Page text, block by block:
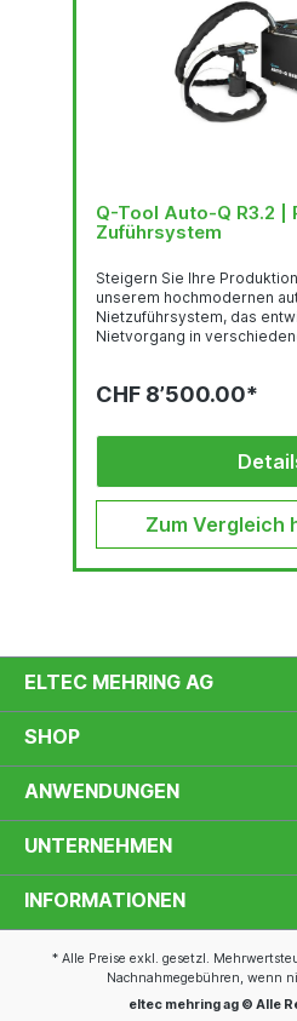
Q-Tool Auto-Q R3.2 |
Zuführsystem
Steigern Sie Ihre
unserem hochmodernen
Nietzuführsystem, das
Nietvorgang in
CHF 8’500.00*
Zum Vergleich
ELTEC MEHRING AG
SHOP
ANWENDUNGEN
UNTERNEHMEN
INFORMATIONEN
* Alle Preise exkl. gesetzl.
Nachnahmegebühren, wenn
eltec mehring ag © Alle